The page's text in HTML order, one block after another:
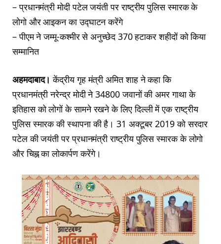
– प्रधानमंत्री मोदी पटेल जयंती पर राष्ट्रीय पुलिस स्मारक के
लोगो और आइकन का उद्घाटन करेंगे
– पीएम ने जम्मू-कश्मीर से अनुच्छेद 370 हटाकर शहीदों को किया
सम्मानित
अहमदाबाद। केंद्रीय गृह मंत्री अमित शाह ने कहा कि
प्रधानमंत्री नरेन्द्र मोदी ने 34800 जवानों की अमर गाथा के
इतिहास को लोगों के सामने रखने के लिए दिल्ली में एक राष्ट्रीय
पुलिस स्मारक की स्थापना की है। 31 अक्टूबर 2019 को सरदार
पटेल की जयंती पर प्रधानमंत्री राष्ट्रीय पुलिस स्मारक के लोगो
और चिह्न का लोकार्पण करेंगे।